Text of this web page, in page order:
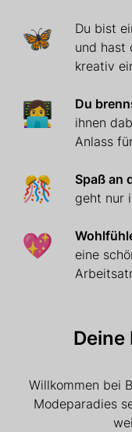
🦋 Du bist
und hast
kreativ
👩‍💻 Du
ihnen
Anlass
🎊 Spaß an
geht nur
💖
eine
Willkommen bei
Modeparadies